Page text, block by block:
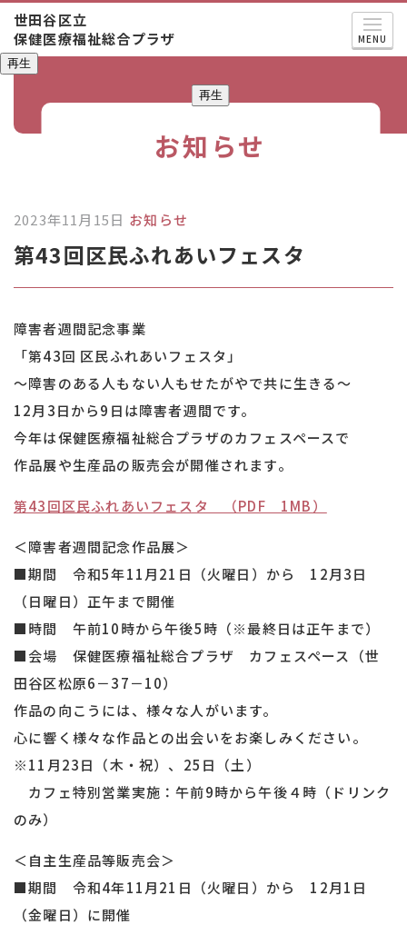
世田谷区立
保健医療福祉総合プラザ
MENU
再生
再生
お知らせ
2023年11月15日 お知らせ
第43回区民ふれあいフェスタ
障害者週間記念事業
「第43回 区民ふれあいフェスタ」
～障害のある人もない人もせたがやで共に生きる～
12月3日から9日は障害者週間です。
今年は保健医療福祉総合プラザのカフェスペースで
作品展や生産品の販売会が開催されます。
第43回区民ふれあいフェスタ （PDF 1MB）
＜障害者週間記念作品展＞
■期間 令和5年11月21日（火曜日）から 12月3日
（日曜日）正午まで開催
■時間 午前10時から午後5時（※最終日は正午まで）
■会場 保健医療福祉総合プラザ カフェスペース（世
田谷区松原6－37－10）
作品の向こうには、様々な人がいます。
心に響く様々な作品との出会いをお楽しみください。
※11月23日（木・祝）、25日（土）
カフェ特別営業実施：午前9時から午後４時（ドリンク
のみ）
＜自主生産品等販売会＞
■期間 令和4年11月21日（火曜日）から 12月1日
（金曜日）に開催